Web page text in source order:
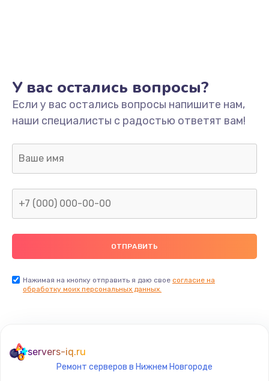
Заказать
Замена системы охлаждения
Заказать
Замена термопасты
990 руб.
Заказать
Замена контроллера питания
Замена южного моста
У вас остались вопросы?
Если у вас остались вопросы напишите нам,
наши специалисты с радостью ответят вам!
Нажимая на кнопку отправить я даю свое согласие на
обработку моих персональных данных.
servers-iq.ru
Ремонт серверов в Нижнем Новгороде